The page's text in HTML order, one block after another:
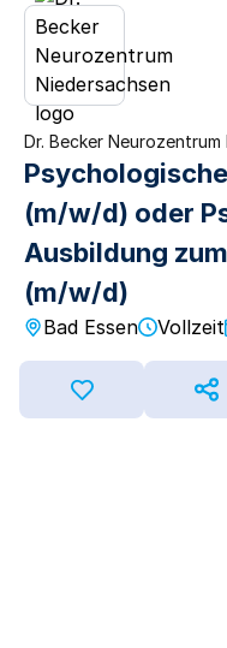
Dr. Becker Neurozentrum
(m/w/d) oder
Ausbildung
(m/w/d)
Bad Essen Vollzeit